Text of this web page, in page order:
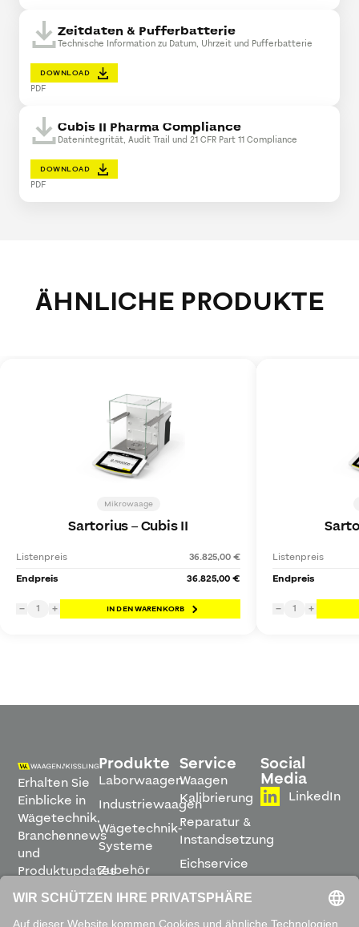
Zeitdaten & Pufferbatterie
Technische Information zu Datum, Uhrzeit und Pufferbatterie
DOWNLOAD
PDF
Cubis II Pharma Compliance
Datenintegrität, Audit Trail und 21 CFR Part 11 Compliance
DOWNLOAD
PDF
ÄHNLICHE PRODUKTE
Mikrowaage
Sartorius–Cubis II
Listenpreis
36.825,00 €
Endpreis
36.825,00 €
− 1 + IN DEN WARENKORB
Listenpreis
Endpreis
− 1 +
Erhalten Sie
Einblicke in
Wägetechnik,
Branchennews
und
Produktupdates
direkt in
Ihren
Produkte
Laborwaagen
Industriewaagen
Wägetechnik-
Systeme
Zubehör
Software
Service
Waagen
Kalibrierung
Reparatur &
Instandsetzung
Eichservice
Montage &
Inbetriebnahme
Social
Media
LinkedIn